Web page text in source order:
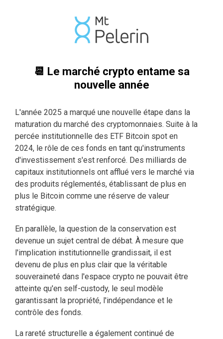
📆 Le marché crypto entame sa
nouvelle année
L'année 2025 a marqué une nouvelle étape dans la
maturation du marché des cryptomonnaies. Suite à la
percée institutionnelle des ETF Bitcoin spot en
2024, le rôle de ces fonds en tant qu'instruments
d'investissement s'est renforcé. Des milliards de
capitaux institutionnels ont afflué vers le marché via
des produits réglementés, établissant de plus en
plus le Bitcoin comme une réserve de valeur
stratégique.
En parallèle, la question de la conservation est
devenue un sujet central de débat. À mesure que
l'implication institutionnelle grandissait, il est
devenu de plus en plus clair que la véritable
souveraineté dans l'espace crypto ne pouvait être
atteinte qu'en self-custody, le seul modèle
garantissant la propriété, l'indépendance et le
contrôle des fonds.
La rareté structurelle a également continué de